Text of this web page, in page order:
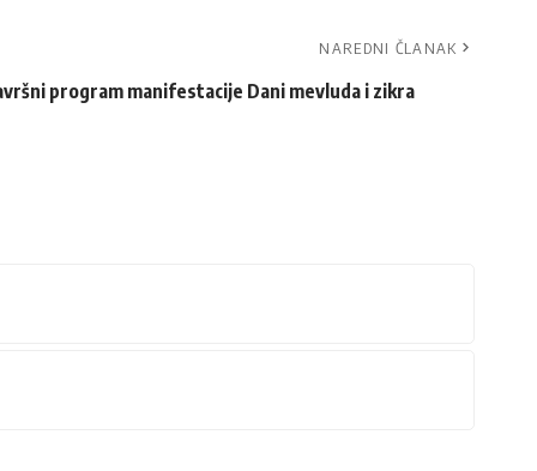
NAREDNI ČLANAK
program manifestacije Dani mevluda i zikra